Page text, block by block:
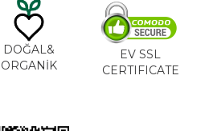
DOĞAL&
ORGANİK
EV SSL
CERTIFICATE